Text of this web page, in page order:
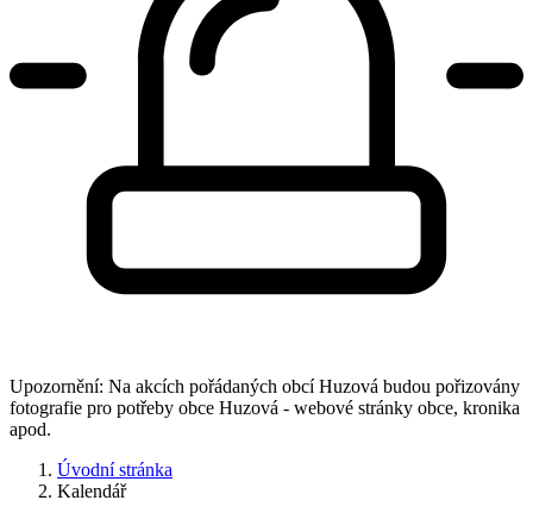
Upozornění: Na akcích pořádaných obcí Huzová budou pořizovány
fotografie pro potřeby obce Huzová - webové stránky obce, kronika
apod.
Úvodní stránka
Kalendář